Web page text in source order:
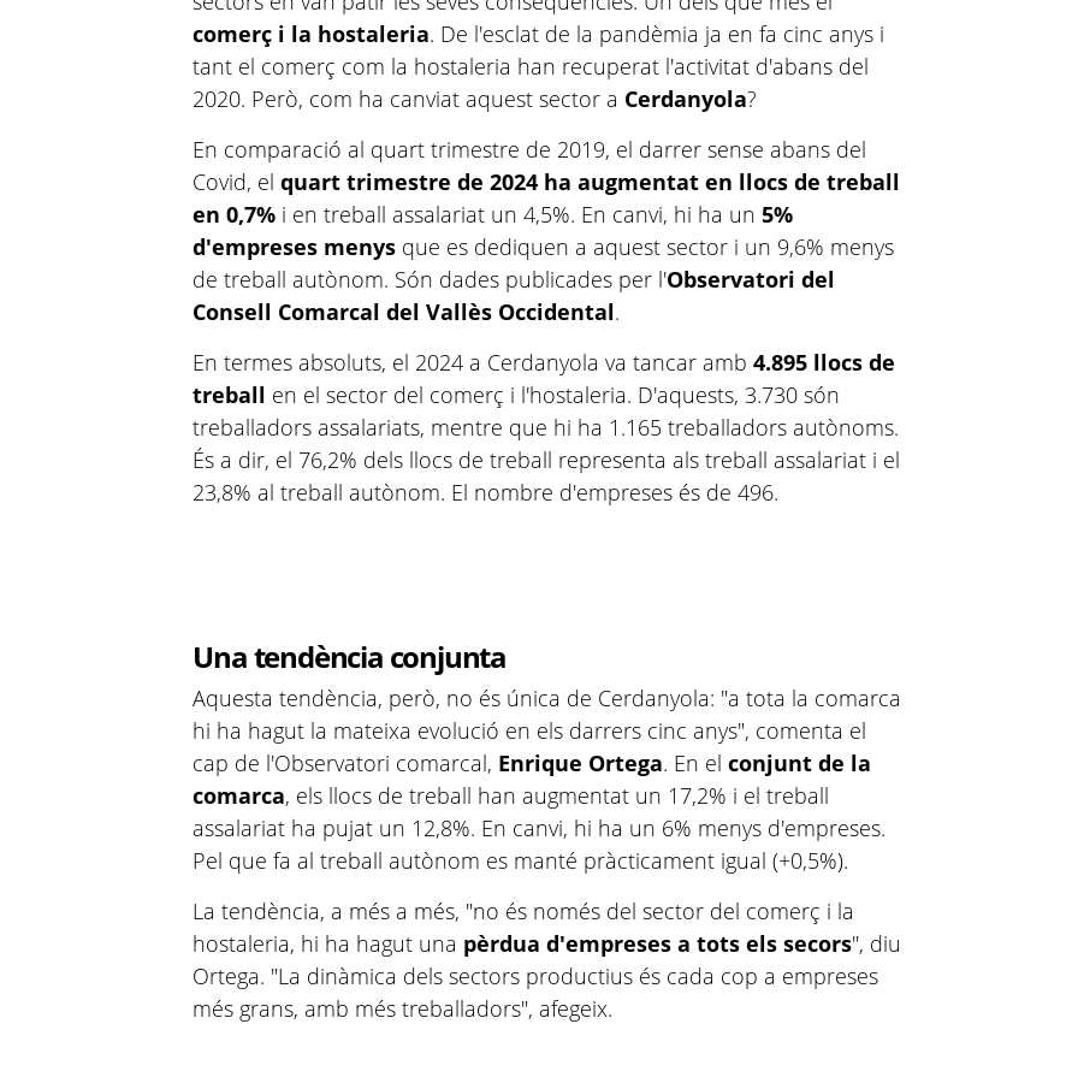
comerç i la hostaleria. De l'esclat de la pandèmia ja en fa cinc anys i
tant el comerç com la hostaleria han recuperat l'activitat d'abans del
2020. Però, com ha canviat aquest sector a Cerdanyola?
En comparació al quart trimestre de 2019, el darrer sense abans del
Covid, elquart trimestre de 2024 ha augmentat en llocs de treball
en 0,7% i en treball assalariat un 4,5%. En canvi, hi ha un5%
d'empreses menys que es dediquen a aquest sector i un 9,6% menys
de treball autònom. Són dades publicades per l'Observatori del
Consell Comarcal del Vallès Occidental.
En termes absoluts, el 2024 a Cerdanyola va tancar amb4.895 llocs de
treball en el sector del comerç i l'hostaleria. D'aquests, 3.730 són
treballadors assalariats, mentre que hi ha 1.165 treballadors autònoms.
És a dir, el 76,2% dels llocs de treball representa als treball assalariat i el
23,8% al treball autònom. El nombre d'empreses és de 496.
Una tendència conjunta
Aquesta tendència, però, no és única de Cerdanyola: "a tota la comarca
hi ha hagut la mateixa evolució en els darrers cinc anys", comenta el
cap de l'Observatori comarcal, Enrique Ortega. En elconjunt de la
comarca, els llocs de treball han augmentat un 17,2% i el treball
assalariat ha pujat un 12,8%. En canvi, hi ha un 6% menys d'empreses.
Pel que fa al treball autònom es manté pràcticament igual (+0,5%).
La tendència, a més a més, "no és només del sector del comerç i la
hostaleria, hi ha hagut una pèrdua d'empreses a tots els secors", diu
Ortega. "La dinàmica dels sectors productius és cada cop a empreses
més grans, amb més treballadors", afegeix.